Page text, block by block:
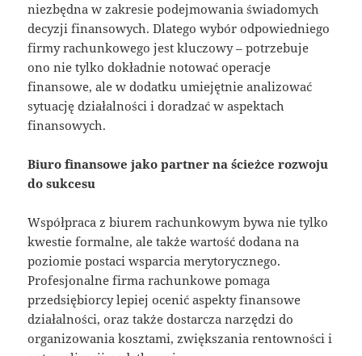
niezbędna w zakresie podejmowania świadomych
decyzji finansowych. Dlatego wybór odpowiedniego
firmy rachunkowego jest kluczowy – potrzebuje
ono nie tylko dokładnie notować operacje
finansowe, ale w dodatku umiejętnie analizować
sytuację działalności i doradzać w aspektach
finansowych.
Biuro finansowe jako partner na ścieżce rozwoju
do sukcesu
Współpraca z biurem rachunkowym bywa nie tylko
kwestie formalne, ale także wartość dodana na
poziomie postaci wsparcia merytorycznego.
Profesjonalne firma rachunkowe pomaga
przedsiębiorcy lepiej ocenić aspekty finansowe
działalności, oraz także dostarcza narzędzi do
organizowania kosztami, zwiększania rentowności i